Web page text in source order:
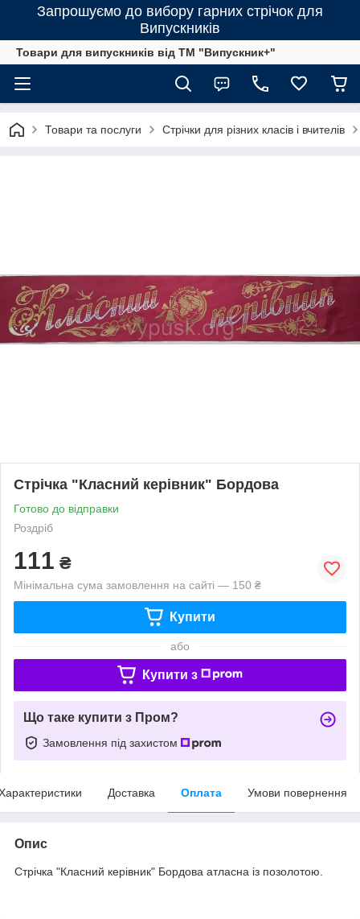
Запрошуємо до вибору гарних стрічок для
Випускників
Товари для випускників від ТМ "Випускник+"
Товари та послуги Стрічки для різних класів і вчителів
Стрічка "Класний керівник" Бордова
Готово до відправки
Роздріб
111 ₴
Мінімальна сума замовлення на сайті — 150 ₴
Купити
або
Купити з
Що таке купити з Пром?
Замовлення під захистом
Доставка Оплата Умови повернення
Опис
Стрічка "Класний керівник" Бордова атласна із позолотою.